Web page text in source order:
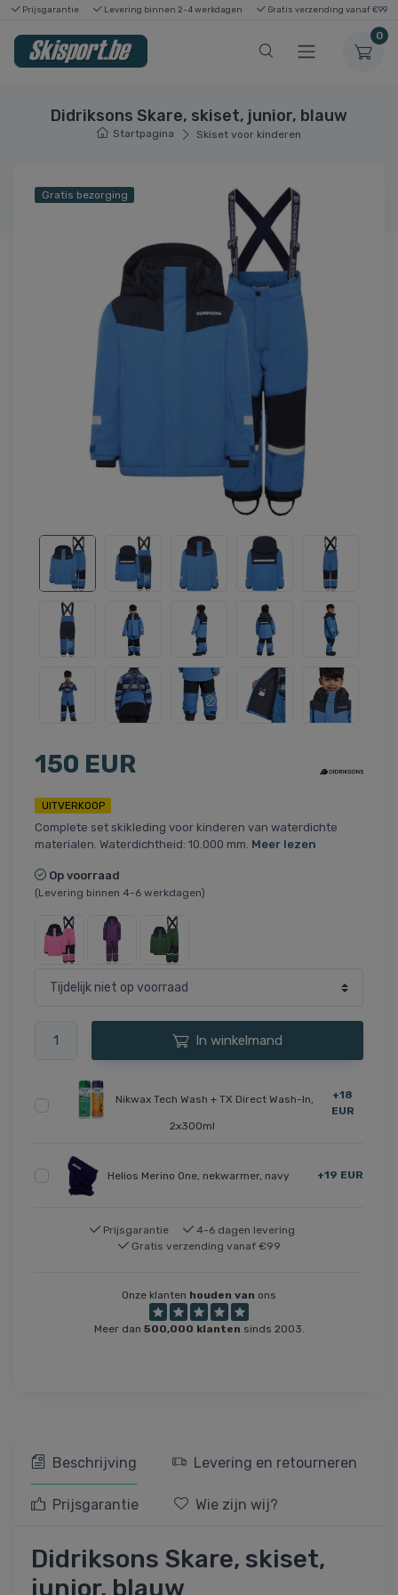
Prijsgarantie Levering binnen 2-4 werkdagen Gratis verzending vanaf €99
0
Didriksons Skare, skiset, junior, blauw
Startpagina Skiset voor kinderen
Gratis bezorging
150 EUR
UITVERKOOP
Complete set skikleding voor kinderen van waterdichte
materialen. Waterdichtheid: 10.000 mm. Meer lezen
Op voorraad
(Levering binnen 4-6 werkdagen)
In winkelmand
Nikwax Tech Wash + TX Direct Wash-In,
2x300ml
+18
EUR
Helios Merino One, nekwarmer, navy +19 EUR
Prijsgarantie
4-6 dagen levering
Gratis verzending vanaf €99
Onze klanten houden van ons
Meer dan 500,000 klanten sinds 2003.
Beschrijving Levering en retourneren
Prijsgarantie Wie zijn wij?
Didriksons Skare, skiset,
junior, blauw